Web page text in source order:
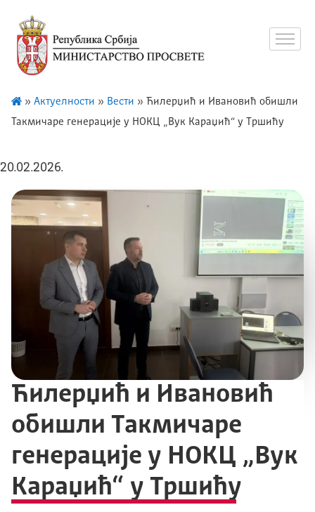
» Актуелности » Вести » Ћилерџић и Ивановић обишли
Такмичаре генерације у НОКЦ „Вук Караџић“ у Тршићу
20.02.2026.
Ћилерџић и Ивановић
обишли Такмичаре
генерације у НОКЦ „Вук
Караџић“ у Тршићу